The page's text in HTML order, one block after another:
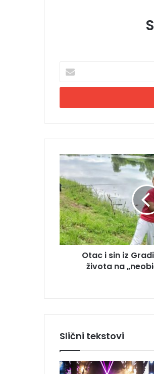
e
i
E
a
l
a
d
r
e
s
u
O
a
c
i
s
i
n
i
d
e
u
l
o
Otac i sin iz
života na
Slični tekstovi